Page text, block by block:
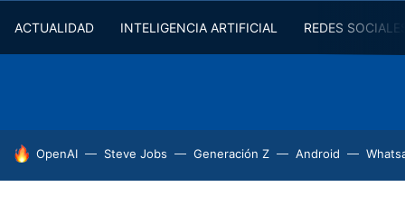
ACTUALIDAD INTELIGENCIA ARTIFICIAL REDES
HOY SE HABLA DE
OpenAI Steve Jobs Generación Z Android